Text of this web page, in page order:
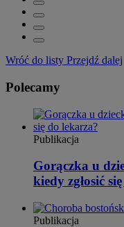
Wróć do listy Przejdź dalej
Polecamy
Publikacja
Gorączka u
kiedy zgłosić
Publikacja